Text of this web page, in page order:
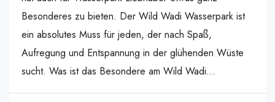
Besonderes zu bieten. Der Wild Wadi Wasserpark ist
ein absolutes Muss für jeden, der nach Spaß,
Aufregung und Entspannung in der glühenden Wüste
sucht. Was ist das Besondere am Wild Wadi...